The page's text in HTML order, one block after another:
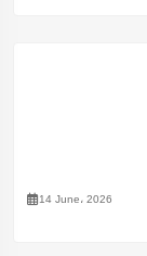
14 June، 2026